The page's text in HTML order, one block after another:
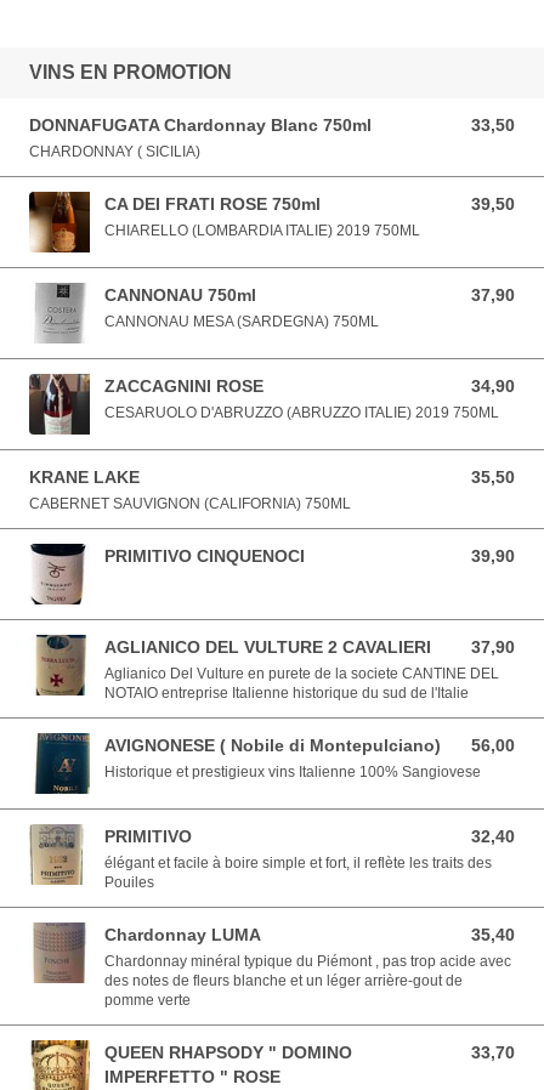
VINS EN PROMOTION
DONNAFUGATA Chardonnay Blanc 750ml 33,50
33,50 EUR
CHARDONNAY ( SICILIA)
CA DEI FRATI ROSE 750ml 39,50
39,50 EUR
CHIARELLO (LOMBARDIA ITALIE) 2019 750ML
CANNONAU 750ml 37,90
37,90 EUR
CANNONAU MESA (SARDEGNA) 750ML
ZACCAGNINI ROSE 34,90
34,90 EUR
CESARUOLO D'ABRUZZO (ABRUZZO ITALIE) 2019 750ML
KRANE LAKE 35,50
35,50 EUR
CABERNET SAUVIGNON (CALIFORNIA) 750ML
PRIMITIVO CINQUENOCI 39,90
39,90 EUR
AGLIANICO DEL VULTURE 2 CAVALIERI 37,90
37,90 EUR
Aglianico Del Vulture en purete de la societe CANTINE DEL
NOTAIO entreprise Italienne historique du sud de l'Italie
AVIGNONESE ( Nobile di Montepulciano) 56,00
56,00 EUR
Historique et prestigieux vins Italienne 100% Sangiovese
PRIMITIVO 32,40
32,40 EUR
élégant et facile à boire simple et fort, il reflète les traits des
Pouiles
Chardonnay LUMA 35,40
35,40 EUR
Chardonnay minéral typique du Piémont , pas trop acide avec
des notes de fleurs blanche et un léger arrière-gout de
pomme verte
QUEEN RHAPSODY " DOMINO
IMPERFETTO " ROSE
33,70
33,70 EUR